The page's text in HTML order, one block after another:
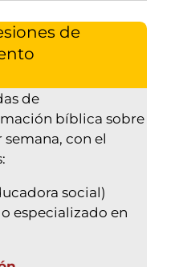
de
de
bíblica sobre
con el
social)
especializado en